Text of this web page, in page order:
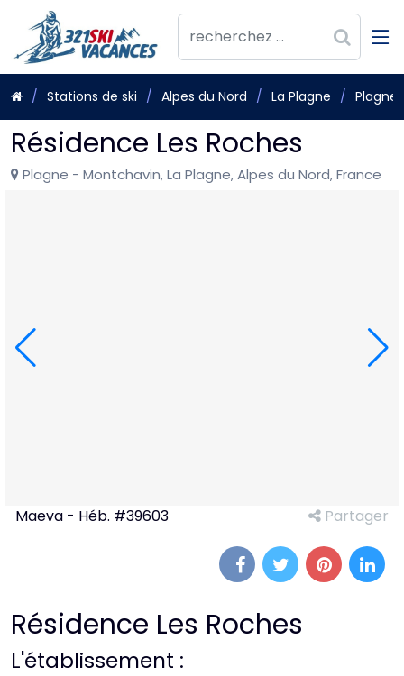
Stations de ski Alpes du Nord La Plagne
Résidence Les Roches
Plagne - Montchavin, La Plagne, Alpes du Nord, France
Maeva - Héb. #39603 Partager
Résidence Les Roches
L'établissement :